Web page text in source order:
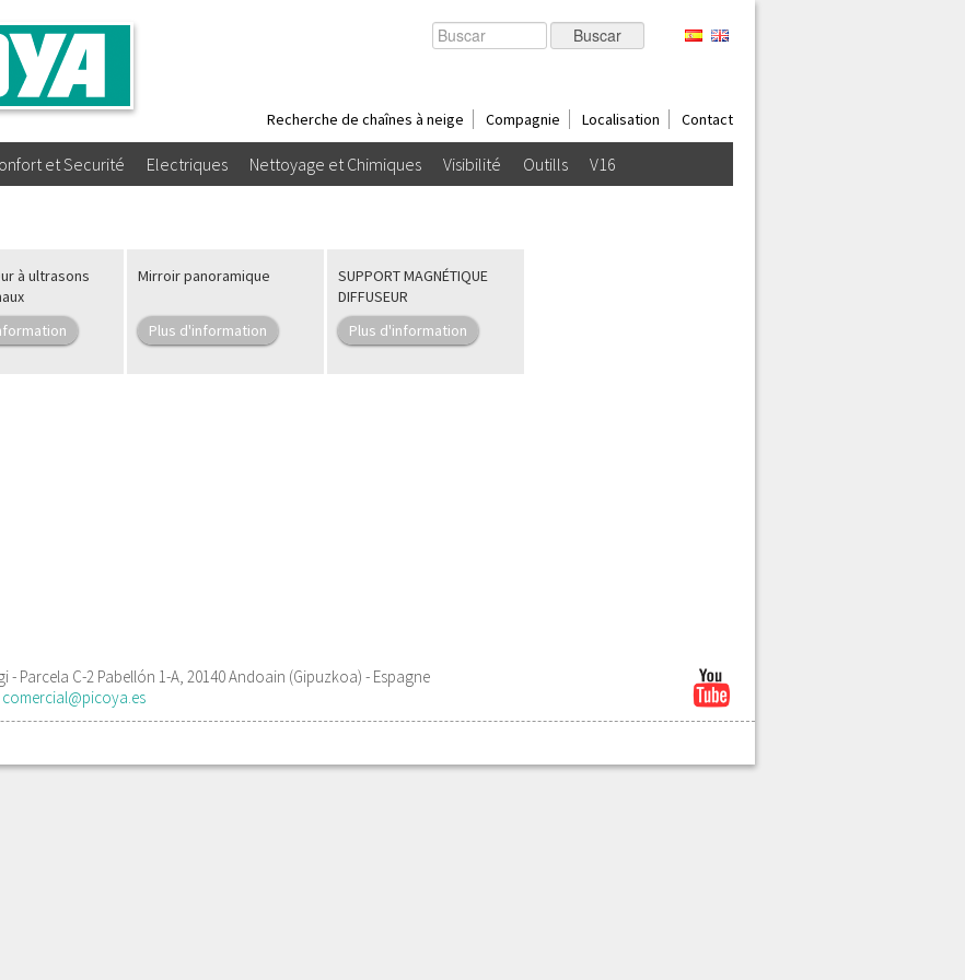
Recherche de chaînes à neige Compagnie Localisation Contact
et Securité Electriques Nettoyage et Chimiques Visibilité Outills V16
à ultrasons
Mirroir panoramique
Plus d'information
SUPPORT MAGNÉTIQUE
DIFFUSEUR
Plus d'information
Parcela C-2 Pabellón 1-A, 20140 Andoain (Gipuzkoa) - Espagne
comercial@picoya.es